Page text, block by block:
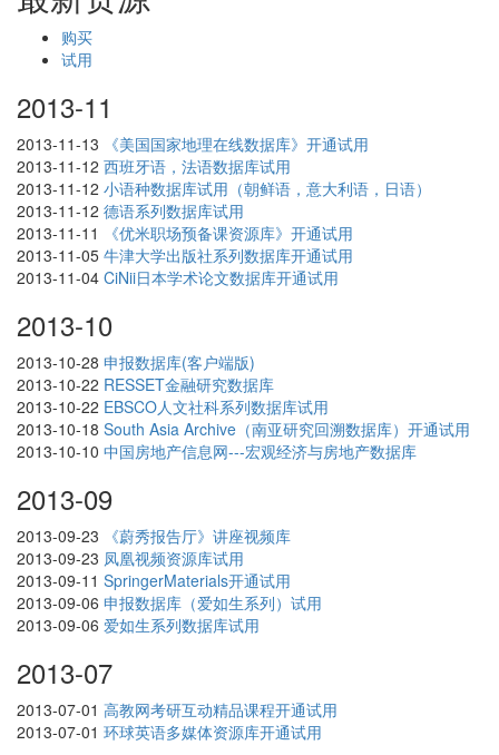
购买
试用
2013-11
2013-11-13
《美国国家地理在线数据库》开通试用
2013-11-12 西班牙语，法语数据库试用
2013-11-12 小语种数据库试用（朝鲜语，意大利语，日语）
2013-11-12 德语系列数据库试用
2013-11-11
《优米职场预备课资源库》开通试用
2013-11-05 牛津大学出版社系列数据库开通试用
2013-11-04 CiNii日本学术论文数据库开通试用
2013-10
2013-10-28 申报数据库(客户端版)
2013-10-22 RESSET金融研究数据库
2013-10-22 EBSCO人文社科系列数据库试用
2013-10-18 South Asia Archive（南亚研究回溯数据库）开通试用
2013-10-10 中国房地产信息网---宏观经济与房地产数据库
2013-09
2013-09-23
《蔚秀报告厅》讲座视频库
2013-09-23 凤凰视频资源库试用
2013-09-11 SpringerMaterials开通试用
2013-09-06 申报数据库（爱如生系列）试用
2013-09-06 爱如生系列数据库试用
2013-07
2013-07-01 高教网考研互动精品课程开通试用
2013-07-01 环球英语多媒体资源库开通试用